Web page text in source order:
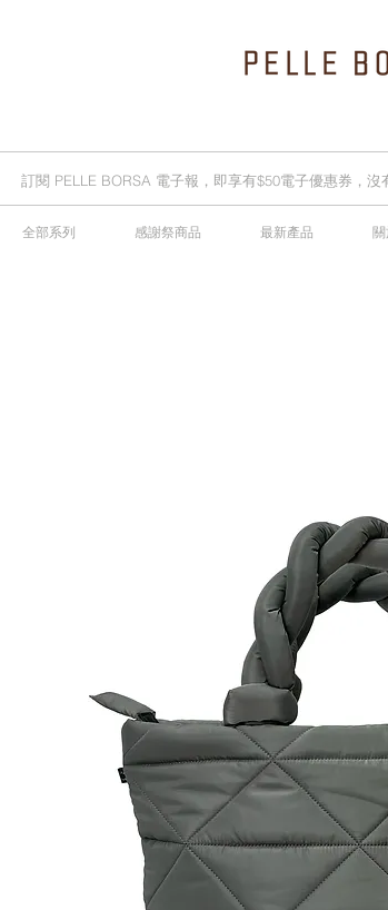
訂閱 PELLE BORSA 電子報，即享有$50電子優惠券，
全部系列 感謝祭商品 最新產品